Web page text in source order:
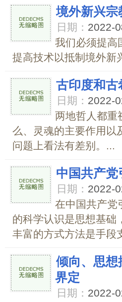
境外新兴宗
日期： 2022-
我们必须提高
提高技术以抵制境外新
古印度和古
日期： 2022-
两地哲人都重
么、灵魂的主要作用以
问题上看法有差别。...
中国共产
日期： 2022-
在中国共产党
的科学认识是思想基础
丰富的方式方法是手段
倾向、思想
界定
日期： 2022-